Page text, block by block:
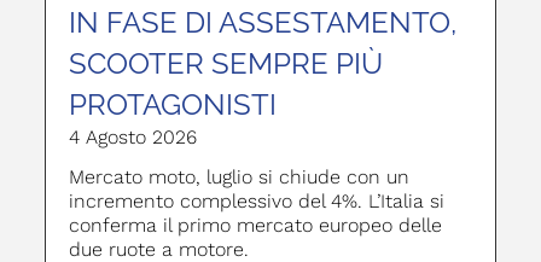
IN FASE DI ASSESTAMENTO,
SCOOTER SEMPRE PIÙ
PROTAGONISTI
4 Agosto 2026
Mercato moto, luglio si chiude con un
incremento complessivo del 4%. L’Italia si
conferma il primo mercato europeo delle
due ruote a motore.